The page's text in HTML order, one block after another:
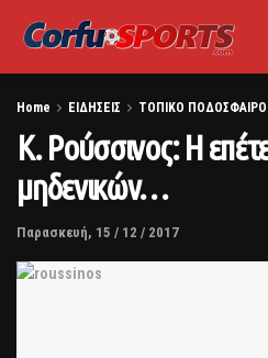
Home ΕΙΔΗΣΕΙΣ ΤΟΠΙΚΟ ΠΟΔΟΣΦΑΙΡΟ
Κ. Ρούσσινος: Η
μηδενικών…
Παρασκευή, 15 / 12 / 2017